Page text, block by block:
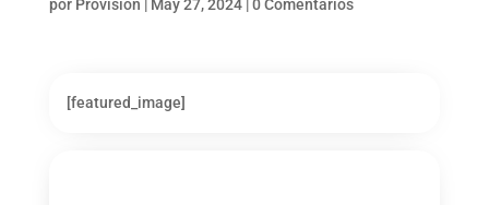
por Provision | May 27, 2024|0 Comentarios
[featured_image]